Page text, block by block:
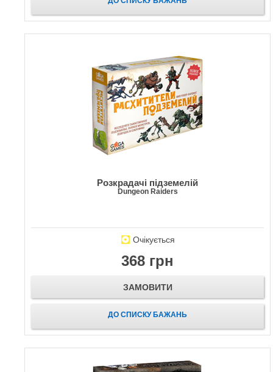
Розкрадачі підземелій
Dungeon Raiders
Очікується
368 грн
ЗАМОВИТИ
ДО СПИСКУ БАЖАНЬ